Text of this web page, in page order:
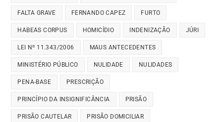
FALTA GRAVE FERNANDO CAPEZ FURTO
HABEAS CORPUS HOMICÍDIO INDENIZAÇÃO JÚRI
LEI Nº 11.343/2006 MAUS ANTECEDENTES
MINISTÉRIO PÚBLICO NULIDADE NULIDADES
PENA-BASE PRESCRIÇÃO
PRINCÍPIO DA INSIGNIFICÂNCIA PRISÃO
PRISÃO CAUTELAR PRISÃO DOMICILIAR